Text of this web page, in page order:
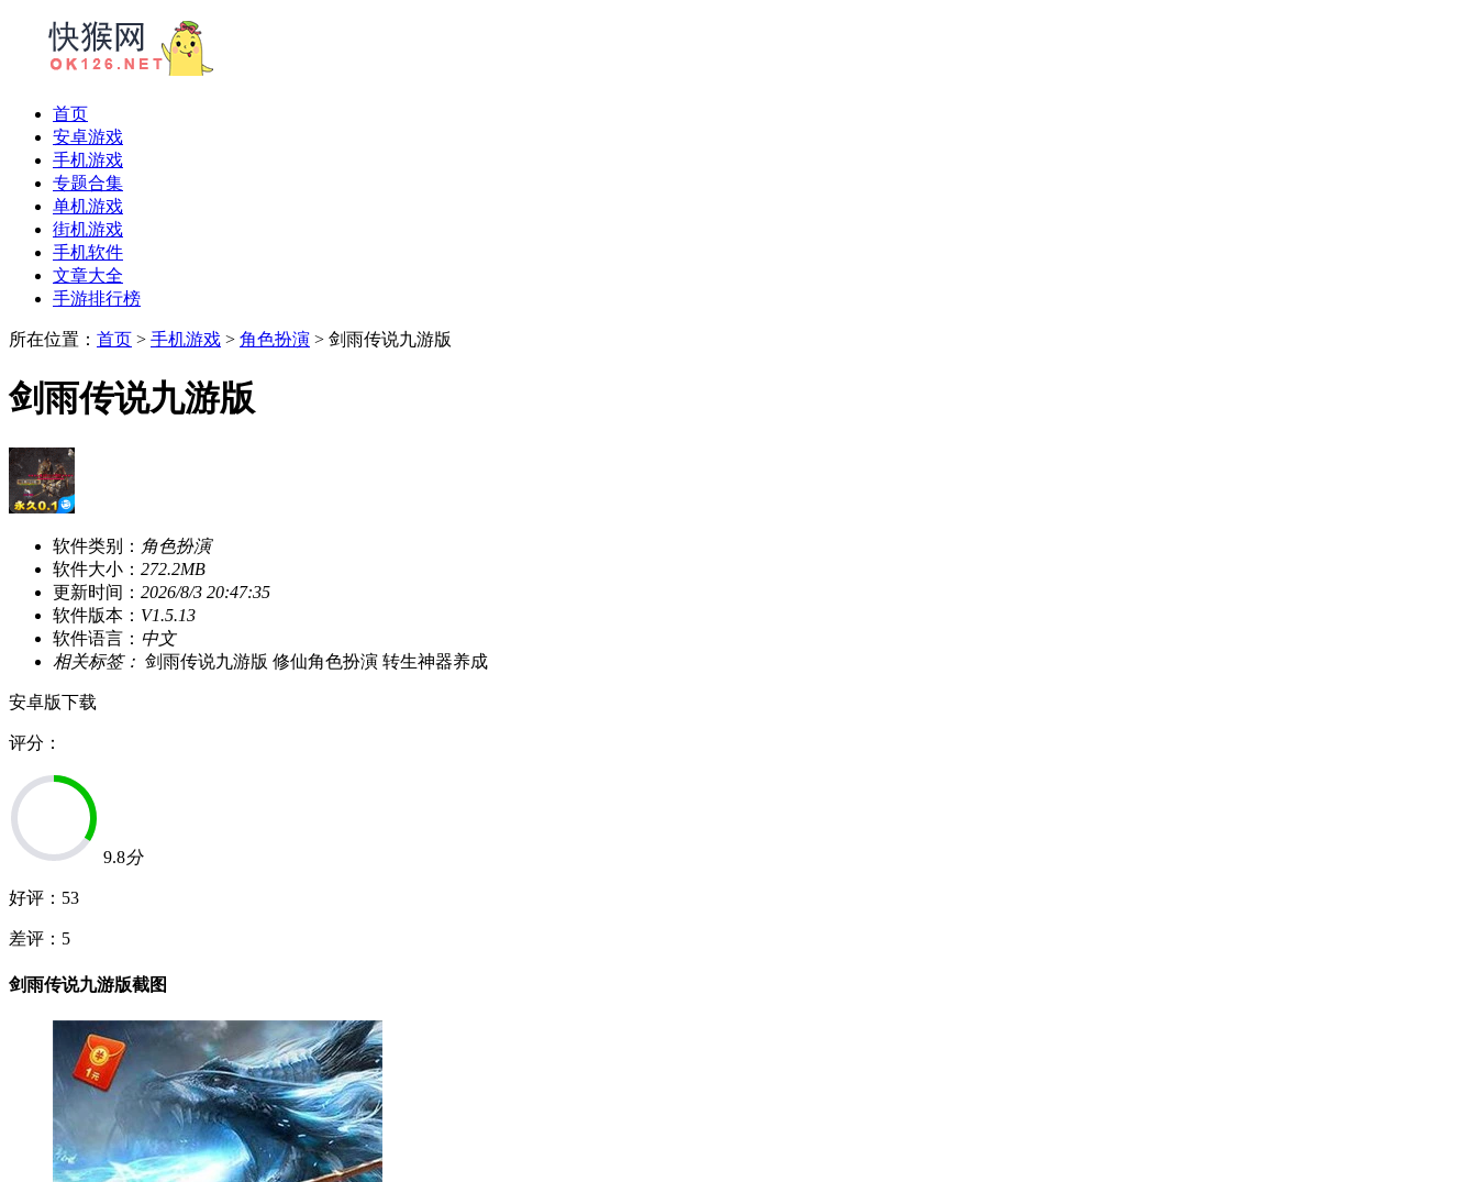
首页
安卓游戏
手机游戏
专题合集
单机游戏
街机游戏
手机软件
文章大全
手游排行榜
所在位置： 首页 > 手机游戏 > 角色扮演 > 剑雨传说九游版
剑雨传说九游版
软件类别： 角色扮演
软件大小： 272.2MB
更新时间： 2026/8/3 20:47:35
软件版本： V1.5.13
软件语言： 中文
相关标签： 剑雨传说九游版 修仙角色扮演 转生神器养成
安卓版下载
评分：
9.8分
好评： 53
差评： 5
剑雨传说九游版截图